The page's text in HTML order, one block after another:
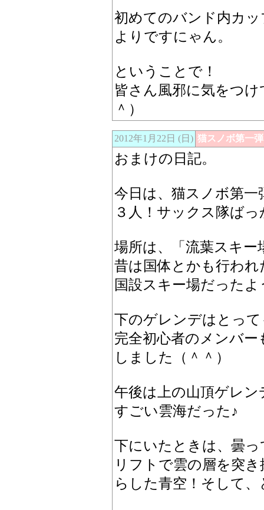
初めてのバンド内カ
よりですにゃん。
ということで！
皆さん風邪に気をつ
＾）
2012年1月22日 (日) 猫スノボ第一弾
おまけの日記。
今日は、猫スノボ第
３人！サックス隊ばっ
場所は、「流葉スキ
昔は国体とかも行わ
国設スキー場だったよ
下のゲレンデはとっ
完全初心者のメンバ
しました（＾＾）
午後は上の山頂ゲレ
すごい雲海だった♪
下にいたときは、曇
リフトで雲の層を突
らした青空！そして